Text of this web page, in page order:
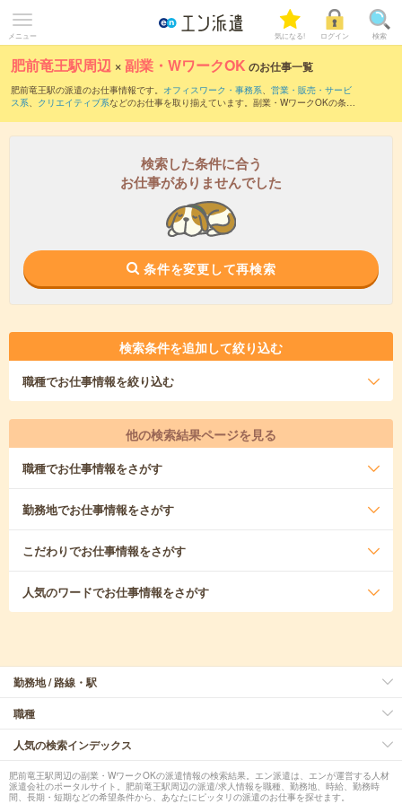
メニュー 気になる! ログイン 検索
肥前竜王駅周辺 ×副業・WワークOK のお仕事一覧
肥前竜王駅の派遣のお仕事情報です。 オフィスワーク・事務系、 営業・販売・サービ
ス系、 クリエイティブ系などのお仕事を取り揃えています。副業・WワークOKの条件
検索した条件に合う
お仕事がありませんでした
条件を変更して再検索
検索条件を追加して絞り込む
職種でお仕事情報を絞り込む
他の検索結果ページを見る
職種でお仕事情報をさがす
勤務地でお仕事情報をさがす
こだわりでお仕事情報をさがす
人気のワードでお仕事情報をさがす
勤務地 / 路線・駅
職種
人気の検索インデックス
肥前竜王駅周辺の副業・WワークOKの派遣情報の検索結果。エン派遣は、エンが運営する人材
派遣会社のポータルサイト。肥前竜王駅周辺の派遣/求人情報を職種、勤務地、時給、勤務時
間、長期・短期などの希望条件から、あなたにピッタリの派遣のお仕事を探せます。